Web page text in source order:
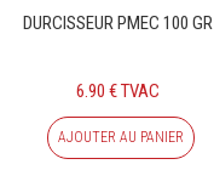
DURCISSEUR PMEC 100 GR
6.90 € TVAC
AJOUTER AU PANIER